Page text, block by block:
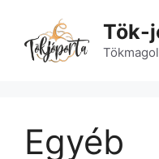
tartalomba
Tök-
Egyéb